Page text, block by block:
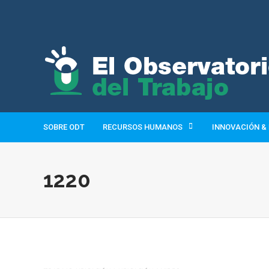
SOBRE ODT RECURSOS HUMANOS INNOVACIÓN &
1220